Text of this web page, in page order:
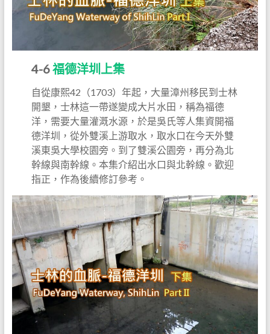
4-6福德洋圳上集
自從康熙42（1703）年起，大量漳州移民到士林
開墾，士林這一帶遂變成大片水田，稱為福德
洋，需要大量灌溉水源，於是吳氏等人集資開福
德洋圳，從外雙溪上游取水，取水口在今天外雙
溪東吳大學校園旁。到了雙溪公園旁，再分為北
幹線與南幹線。本集介紹出水口與北幹線。歡迎
指正，作為後續修訂參考。